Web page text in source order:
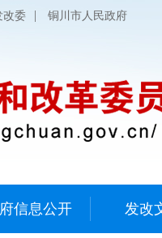
改委 | 铜川市人民政府
信息公开 发改